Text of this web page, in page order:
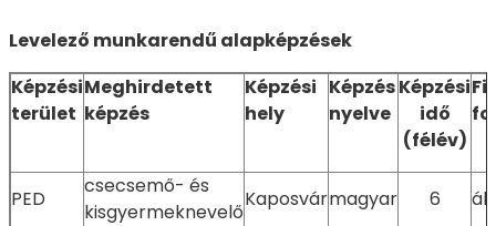
Levelező munkarendű alapképzések
Képzési
terület
Meghirdetett
képzés
Képzési
hely
Képzés
nyelve
Képzési
idő
(félév)
PED
csecsemő- és
kisgyermeknevelő
Kaposvármagyar 6